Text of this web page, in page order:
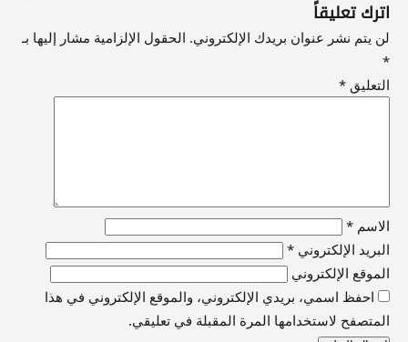
اترك تعليقاً
لن يتم نشر عنوان بريدك الإلكتروني. الحقول الإلزامية مشار إليها بـ
*
التعليق *
الاسم *
البريد الإلكتروني *
الموقع الإلكتروني
احفظ اسمي، بريدي الإلكتروني، والموقع الإلكتروني في هذا
المتصفح لاستخدامها المرة المقبلة في تعليقي.